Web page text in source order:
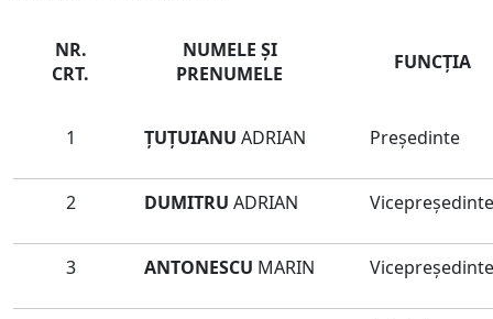
NR.
CRT.
NUMELE ŞI
PRENUMELE
FUNCŢIA
1 ȚUȚUIANU ADRIAN Preşedinte
2 DUMITRU ADRIAN Vicepreședinte
3 ANTONESCU MARIN Vicepreședinte